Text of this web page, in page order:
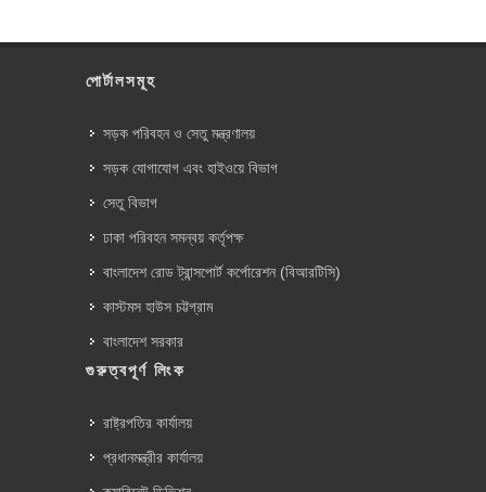
পোর্টালসমূহ
সড়ক পরিবহন ও সেতু মন্ত্রণালয়
সড়ক যোগাযোগ এবং হাইওয়ে বিভাগ
সেতু বিভাগ
ঢাকা পরিবহন সমন্বয় কর্তৃপক্ষ
বাংলাদেশ রোড ট্রান্সপোর্ট কর্পোরেশন (বিআরটিসি)
কাস্টমস হাউস চট্টগ্রাম
বাংলাদেশ সরকার
গুরুত্বপূর্ণ লিংক
রাষ্ট্রপতির কার্যালয়
প্রধানমন্ত্রীর কার্যালয়